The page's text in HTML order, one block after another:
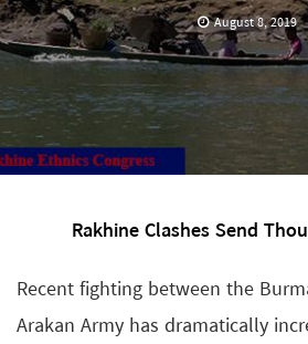
August 8, 2019
Rakhine Clashes Send
Recent fighting between the
Arakan Army has dramatically